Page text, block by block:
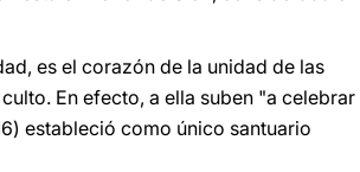
es el corazón de la unidad de las
En efecto, a ella suben "a celebrar
estableció como único santuario